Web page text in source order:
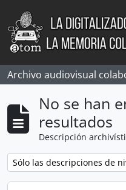
Skip to main content
Archivo audiovisual
No se han
resultados
Descripción
Remove filter:
Sólo las descripciones de